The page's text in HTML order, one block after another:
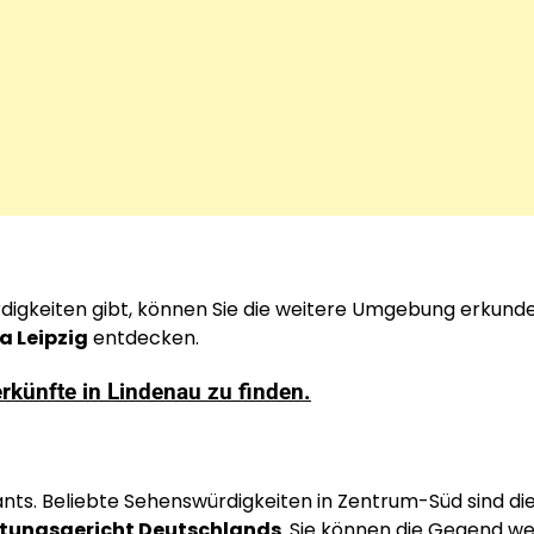
gibt, können Sie die weitere Umgebung
Leipzig entdecken.
in Lindenau zu finden.
Beliebte Sehenswürdigkeiten in Zentrum-Süd sind